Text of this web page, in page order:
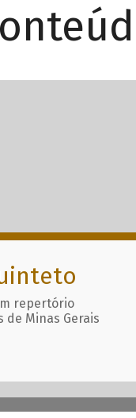
repertório
Minas Gerais